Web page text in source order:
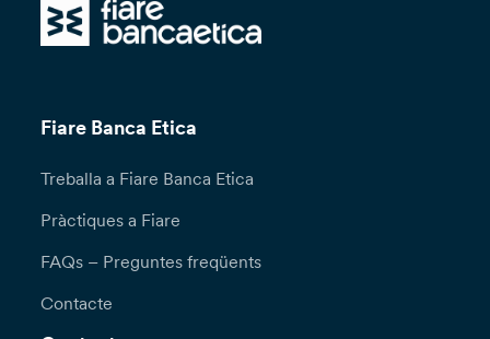
Fiare Banca Etica
Treballa a Fiare Banca Etica
Pràctiques a Fiare
FAQs – Preguntes freqüents
Contacte